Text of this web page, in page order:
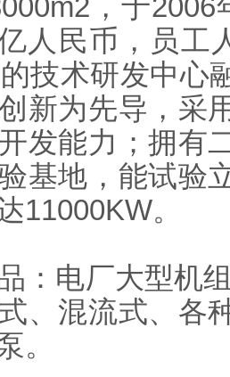
，于
人民币，员工
技术研发中心
新为先导，采
发能力；拥有
基地，能试验
11000KW。
：电厂大型机
、混流式、各
。